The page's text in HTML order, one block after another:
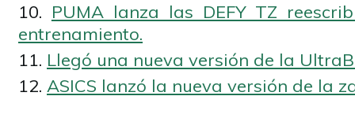
PUMA lanza las DEFY TZ
entrenamiento.
Llegó una nueva versión de la
ASICS lanzó la nueva versión de la